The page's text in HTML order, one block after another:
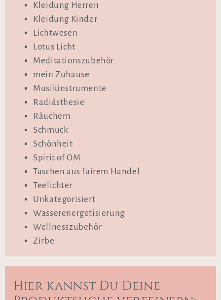
Kleidung Herren
Kleidung Kinder
Lichtwesen
Lotus Licht
Meditationszubehör
mein Zuhause
Musikinstrumente
Radiästhesie
Räuchern
Schmuck
Schönheit
Spirit of OM
Taschen aus fairem Handel
Teelichter
Unkategorisiert
Wasserenergetisierung
Wellnesszubehör
Zirbe
Hier kannst Du Deine